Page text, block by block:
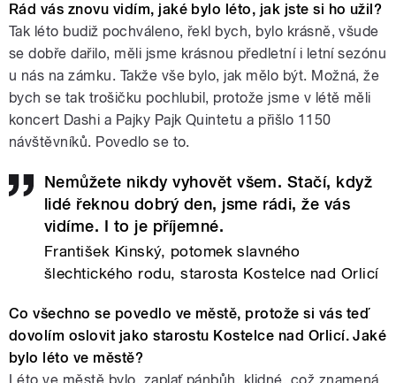
Rád vás znovu vidím, jaké bylo léto, jak jste si ho užil?
Tak léto budiž pochváleno, řekl bych, bylo krásně, všude
se dobře dařilo, měli jsme krásnou předletní i letní sezónu
u nás na zámku. Takže vše bylo, jak mělo být. Možná, že
bych se tak trošičku pochlubil, protože jsme v létě měli
koncert Dashi a Pajky Pajk Quintetu a přišlo 1150
návštěvníků. Povedlo se to.
Nemůžete nikdy vyhovět všem. Stačí, když
lidé řeknou dobrý den, jsme rádi, že vás
vidíme. I to je příjemné.
František Kinský, potomek slavného
šlechtického rodu, starosta Kostelce nad Orlicí
Co všechno se povedlo ve městě, protože si vás teď
dovolím oslovit jako starostu Kostelce nad Orlicí. Jaké
bylo léto ve městě?